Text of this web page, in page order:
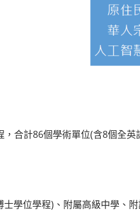
合計86個學術單位(含8個全英
學位學程)、附屬高級中學、